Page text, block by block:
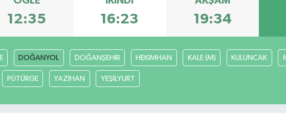
12:35 16:23 19:34
DOĞANYOL DOĞANŞEHİR HEKİMHAN KALE (M) KULUNCAK
PÜTÜRGE YAZIHAN YEŞİLYURT